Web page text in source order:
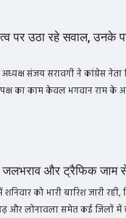
पर उठा रहे सवाल, उनके
संजय सरावगी ने कांग्रेस
का काम केवल भगवान राम के
जलभराव और ट्रैफिक
शनिवार को भारी बारिश जारी
और लोनावला समेत कई जिलों में